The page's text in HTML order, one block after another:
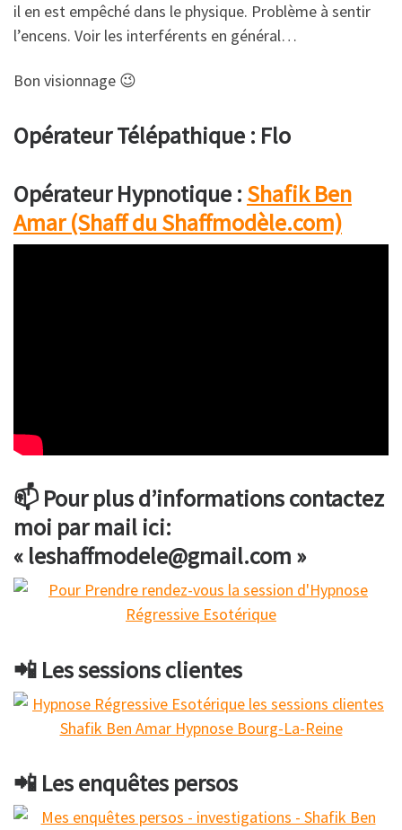
il en est empêché dans le physique. Problème à sentir
l’encens. Voir les interférents en général…
Bon visionnage 😉
Opérateur Télépathique : Flo
Opérateur Hypnotique : Shafik Ben
Amar (Shaff du Shaffmodèle.com)
📫 Pour plus d’informations contactez
moi par mail ici:
« leshaffmodele@gmail.com »
📲 Les sessions clientes
📲 Les enquêtes persos